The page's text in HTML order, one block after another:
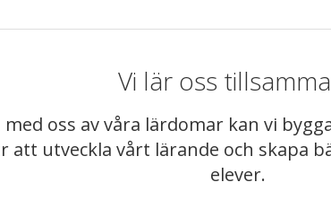
Vi lär oss
oss av våra lärdomar kan vi
att utveckla vårt lärande och skapa
elever.